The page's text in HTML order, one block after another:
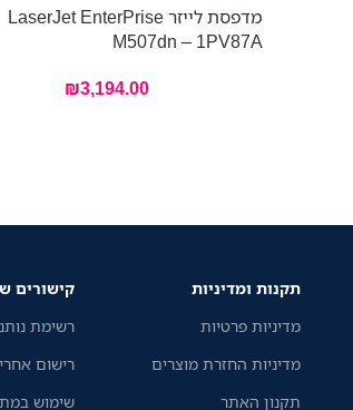
מדפסת לייזר LaserJet EnterPrise
M507dn – 1PV87A
₪3,194.00
תקנות ומדיניות
מדיניות פרטיות
מדיניות החזרת מוצרים
תקנון האתר
קישורים
רשימת
רישום
שימוש